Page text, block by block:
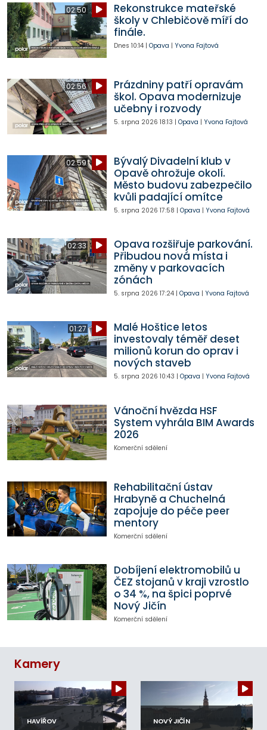
02:50
Rekonstrukce mateřské
školy v Chlebičově míří do
finále.
Dnes 10:14| Opava | Yvona Fajtová
02:56
Prázdniny patří opravám
škol. Opava modernizuje
učebny i rozvody
5. srpna 2026 18:13 | Opava | Yvona Fajtová
02:59
Bývalý Divadelní klub v
Opavě ohrožuje okolí.
Město budovu zabezpečilo
kvůli padající omítce
5. srpna 2026 17:58 | Opava | Yvona Fajtová
02:33
Opava rozšiřuje parkování.
Přibudou nová místa i
změny v parkovacích
zónách
5. srpna 2026 17:24| Opava | Yvona Fajtová
01:27
Malé Hoštice letos
investovaly téměř deset
milionů korun do oprav i
nových staveb
5. srpna 2026 10:43 | Opava | Yvona Fajtová
Vánoční hvězda HSF
System vyhrála BIM Awards
2026
Komerční sdělení
Rehabilitační ústav
Hrabyně a Chuchelná
zapojuje do péče peer
mentory
Komerční sdělení
Dobíjení elektromobilů u
ČEZ stojanů v kraji vzrostlo
o 34 %, na špici poprvé
Nový Jičín
Komerční sdělení
Kamery
HAVÍŘOV NOVÝ JIČÍN